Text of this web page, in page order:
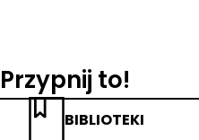
BIBLIOTEKI
Przypnij to!